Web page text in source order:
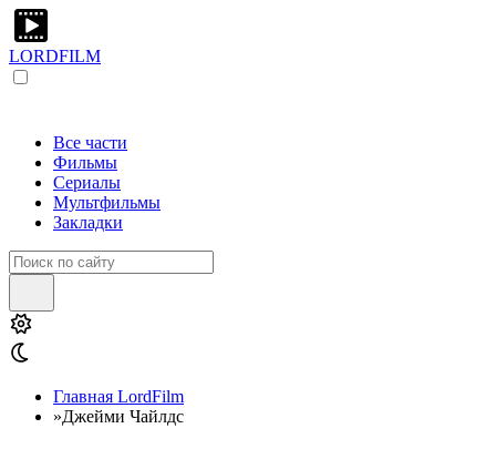
LORDFILM
Все части
Фильмы
Сериалы
Мультфильмы
Закладки
Главная LordFilm
»Джейми Чайлдс